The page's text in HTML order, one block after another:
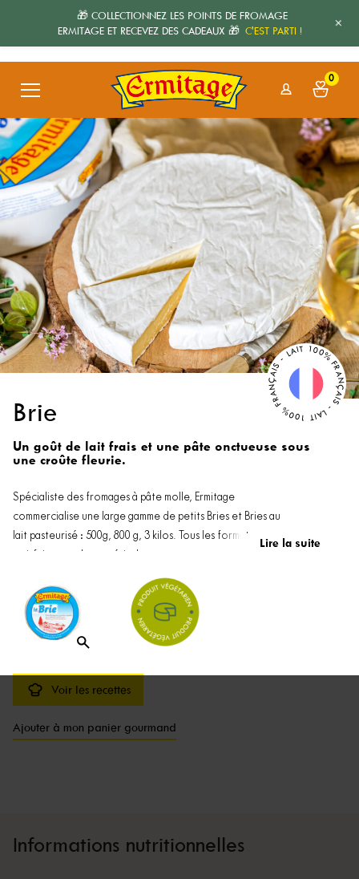
0
Brie
Un goût de lait frais et une pâte onctueuse sous
une croûte fleurie.
Spécialiste des fromages à pâte molle, Ermitage
commercialise une large gamme de petits Bries et Bries au
lait pasteurisé : 500g, 800 g, 3 kilos. Tous les formats pour
Le Brie Ermitage se savoure à tout moment de la journée : sa
texture est fondante et moelleuse et son goût de lait frais
met tout le monde d’accord !
Lire la suite
Voir les recettes
Ajouter à mon panier gourmand
LAIT 100% FRANÇAIS - LAIT 100% FRANÇAIS -
Informations nutritionnelles
🎁 COLLECTIONNEZ LES POINTS DE FROMAGE
ERMITAGE ET RECEVEZ DES CADEAUX 🎁 C'EST PARTI ! +